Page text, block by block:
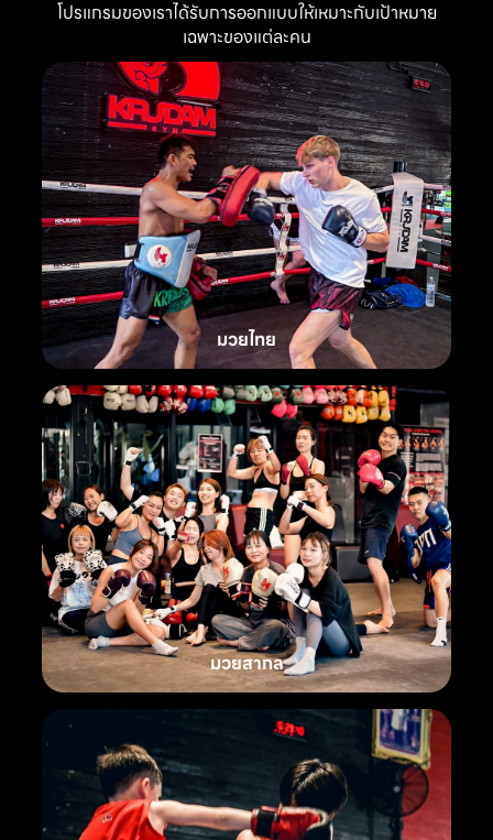
โปรแกรมของเราได้รับการออกแบบให้เหมาะกับเป้าหมาย
เฉพาะของแต่ละคน
มวยไทย
มวยสากล